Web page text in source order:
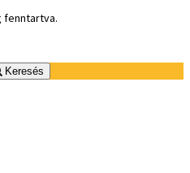
fenntartva.
Keresés